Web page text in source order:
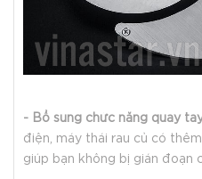
- Bổ sung chức năng quay
điện, máy thái rau củ có
giúp bạn không bị gián đoạn